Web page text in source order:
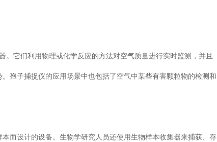
它们利用物理或化学反应的方法对空气质量进行实时监测，并且
孢子捕捉仪的应用场景中也包括了空气中某些有害颗粒物的检测和
而设计的设备。生物学研究人员还使用生物样本收集器来捕获、存